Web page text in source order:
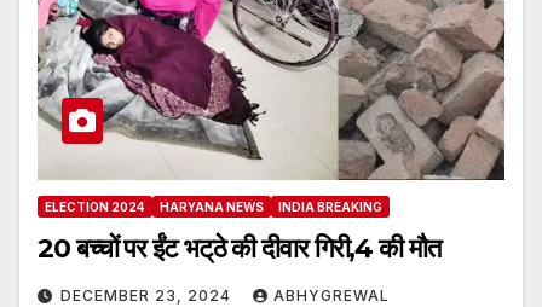
ELECTION 2024 HARYANA NEWS INDIA BREAKING
20 बच्चों पर ईंट भट्‌ठे की दीवार गिरी,4 की मौत
DECEMBER 23, 2024 ABHYGREWAL